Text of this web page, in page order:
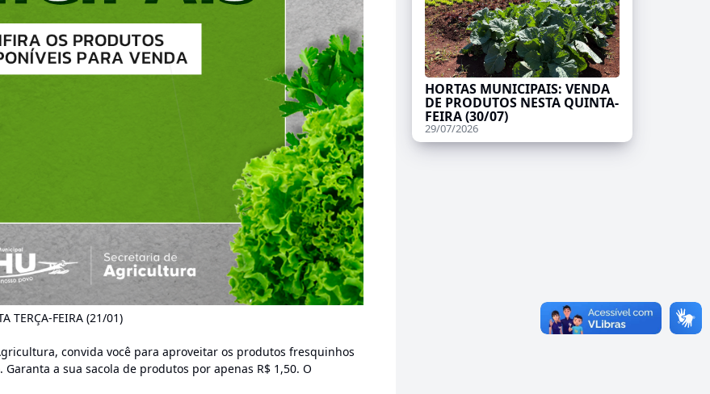
TERÇA-FEIRA (21/01)
convida você para aproveitar os produtos fresquinhos
Garanta a sua sacola de produtos por apenas R$ 1,50. O
HORTAS MUNICIPAIS: VENDA
DE PRODUTOS NESTA QUINTA-
FEIRA (30/07)
29/07/2026